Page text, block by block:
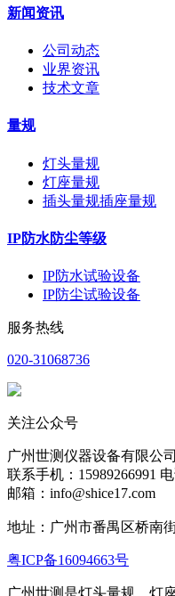
新闻资讯
公司动态
业界资讯
技术文章
量规
灯头量规
灯座量规
插头量规插座量规
IP防水防尘等级
IP防水试验设备
IP防尘试验设备
服务热线
020-31068736
关注公众号
广州世测仪器设备有限公
联系手机：15989266991
邮箱：info@shice17.com
地址： 广州市番禺区桥南
粤ICP备16094663号